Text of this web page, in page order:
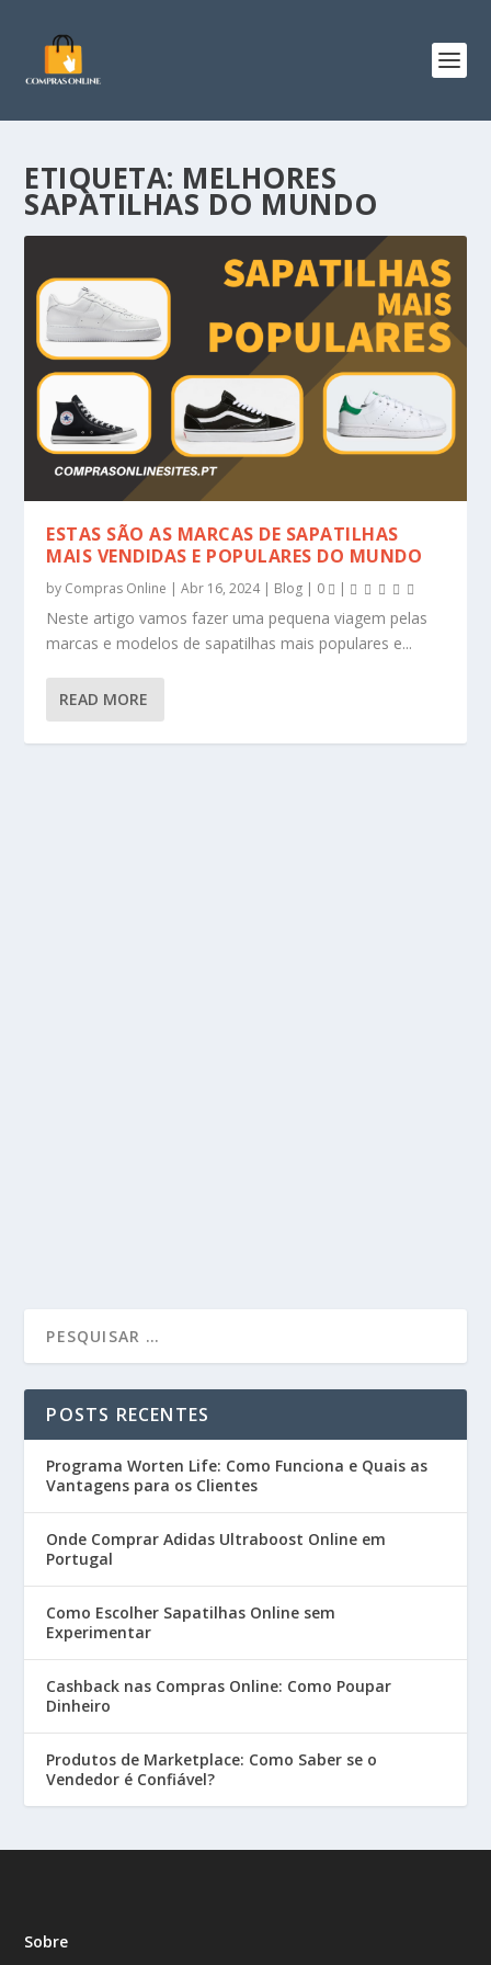
ETIQUETA: MELHORES
SAPATILHAS DO MUNDO
ESTAS SÃO AS MARCAS DE SAPATILHAS
MAIS VENDIDAS E POPULARES DO MUNDO
by Compras Online |Abr 16, 2024| Blog | 0 |
Neste artigo vamos fazer uma pequena viagem pelas
marcas e modelos de sapatilhas mais populares e...
READ MORE
POSTS RECENTES
Programa Worten Life: Como Funciona e Quais as
Vantagens para os Clientes
Onde Comprar Adidas Ultraboost Online em
Portugal
Como Escolher Sapatilhas Online sem
Experimentar
Cashback nas Compras Online: Como Poupar
Dinheiro
Produtos de Marketplace: Como Saber se o
Vendedor é Confiável?
Sobre